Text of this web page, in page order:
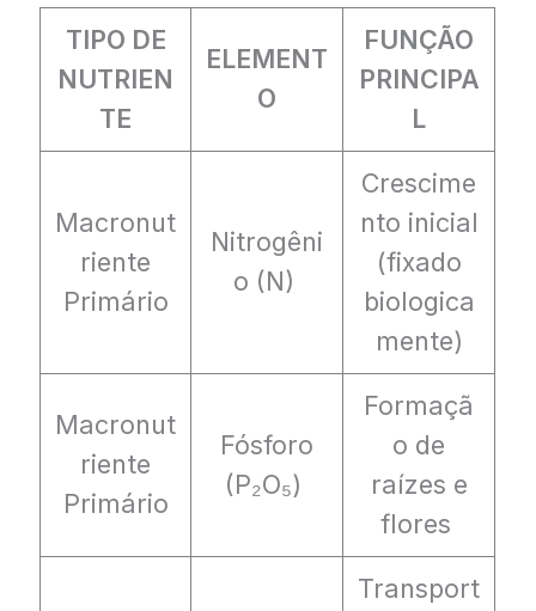
TIPO DE
NUTRIEN
TE
ELEMENT
O
FUNÇÃO
PRINCIPA
L
Macronut
riente
Primário
Nitrogêni
o (N)
Crescime
nto inicial
(fixado
biologica
mente)
Macronut
riente
Primário
Fósforo
(P₂O₅)
Formaçã
o de
raízes e
flores
Transport